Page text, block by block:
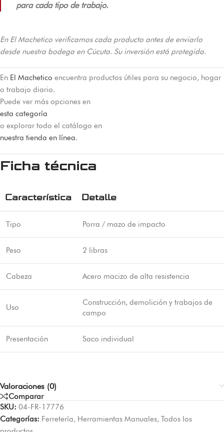
para cada tipo de trabajo.
En El Machetico verificamos cada producto antes de enviarlo
desde nuestra bodega en Cúcuta. Su inversión está protegida.
En El Machetico encuentra productos útiles para su negocio, hogar
o trabajo diario.
Puede ver más opciones en
esta categoría
o explorar todo el catálogo en
nuestra tienda en línea.
Ficha técnica
Característica Detalle
Tipo Porra / mazo de impacto
Peso 2 libras
Cabeza Acero macizo de alta resistencia
Uso
Construcción, demolición y trabajos de
campo
Presentación Saco individual
Valoraciones (0)
Comparar
SKU: 04-FR-17776
Categorías: Ferretería, Herramientas Manuales, Todos los